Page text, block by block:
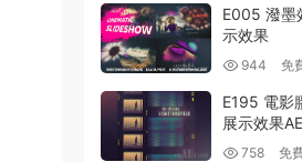
E005 潑墨
示效果
944 免
E195 電影
展示效果
IVE FILM
758 免